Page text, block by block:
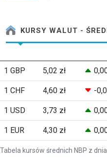
KURSY WALUT -
Tabela kursów średnich NBP z
1 GBP 5,02 zł
1 CHF 4,60 zł -
1 USD 3,73 zł
1 EUR 4,30 zł